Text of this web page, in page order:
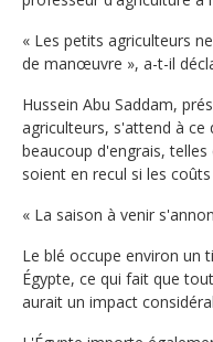
« Les petits agriculteurs
de manœuvre », a-t-il
Hussein Abu Saddam,
agriculteurs, s'attend à ce
beaucoup d'engrais,
soient en recul si les
« La saison à venir
Le blé occupe environ un
Égypte, ce qui fait que
aurait un impact